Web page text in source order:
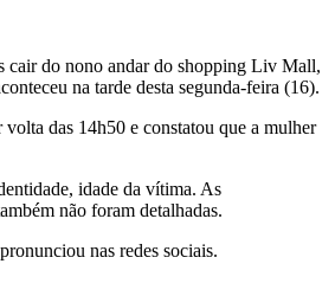
cair do nono andar do shopping Liv Mall,
na tarde desta segunda-feira (16).
das 14h50 e constatou que a mulher
idade da vítima. As
não foram detalhadas.
nas redes sociais.